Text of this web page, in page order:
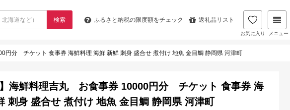
検索 ふるさと納税の限度額をチェック 返礼品リスト
お気に入り メニュー
円分 チケット 食事券 海鮮料理 海鮮 新鮮 刺身 盛合せ 煮付け 地魚 金目鯛 静岡県 河津町
】海鮮料理吉丸 お食事券 10000円分 チケット 食事券 海
刺身 盛合せ 煮付け 地魚 金目鯛 静岡県 河津町